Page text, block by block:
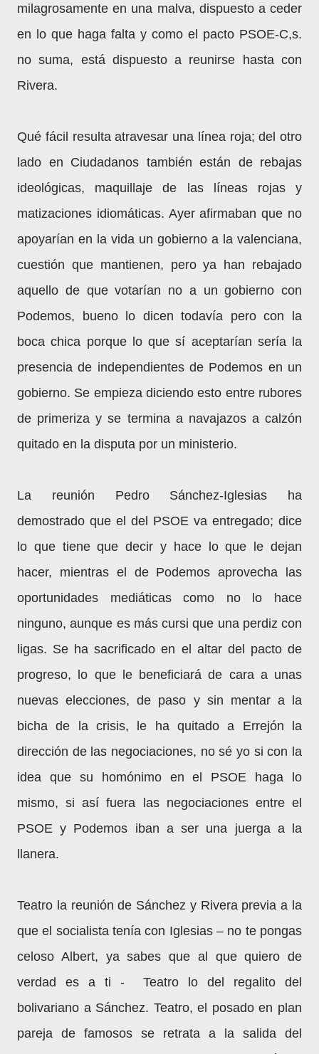
milagrosamente en una malva, dispuesto a ceder
en lo que haga falta y como el pacto PSOE-C,s.
no suma, está dispuesto a reunirse hasta con
Rivera.
Qué fácil resulta atravesar una línea roja; del otro
lado en Ciudadanos también están de rebajas
ideológicas, maquillaje de las líneas rojas y
matizaciones idiomáticas. Ayer afirmaban que no
apoyarían en la vida un gobierno a la valenciana,
cuestión que mantienen, pero ya han rebajado
aquello de que votarían no a un gobierno con
Podemos, bueno lo dicen todavía pero con la
boca chica porque lo que sí aceptarían sería la
presencia de independientes de Podemos en un
gobierno. Se empieza diciendo esto entre rubores
de primeriza y se termina a navajazos a calzón
quitado en la disputa por un ministerio.
La reunión Pedro Sánchez-Iglesias ha
demostrado que el del PSOE va entregado; dice
lo que tiene que decir y hace lo que le dejan
hacer, mientras el de Podemos aprovecha las
oportunidades mediáticas como no lo hace
ninguno, aunque es más cursi que una perdiz con
ligas. Se ha sacrificado en el altar del pacto de
progreso, lo que le beneficiará de cara a unas
nuevas elecciones, de paso y sin mentar a la
bicha de la crisis, le ha quitado a Errejón la
dirección de las negociaciones, no sé yo si con la
idea que su homónimo en el PSOE haga lo
mismo, si así fuera las negociaciones entre el
PSOE y Podemos iban a ser una juerga a la
llanera.
Teatro la reunión de Sánchez y Rivera previa a la
que el socialista tenía con Iglesias – no te pongas
celoso Albert, ya sabes que al que quiero de
verdad es a ti - Teatro lo del regalito del
bolivariano a Sánchez. Teatro, el posado en plan
pareja de famosos se retrata a la salida del